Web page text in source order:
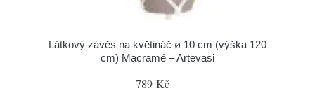
Látkový závěs na květináč ø 10 cm (výška 120
cm) Macramé – Artevasi
789 Kč